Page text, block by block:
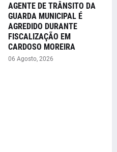
AGENTE DE TRÂNSITO DA
GUARDA MUNICIPAL É
AGREDIDO DURANTE
FISCALIZAÇÃO EM
CARDOSO MOREIRA
06 Agosto, 2026